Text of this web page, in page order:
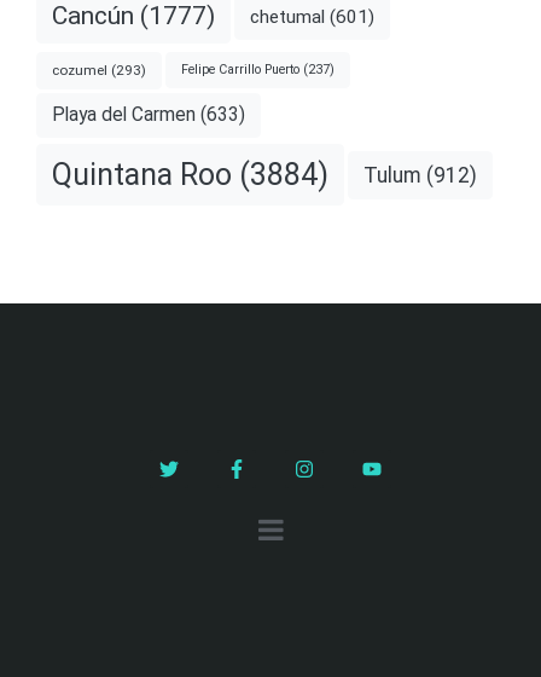
Cancún (1777) chetumal (601)
cozumel (293) Felipe Carrillo Puerto (237)
Playa del Carmen (633)
Quintana Roo (3884) Tulum (912)